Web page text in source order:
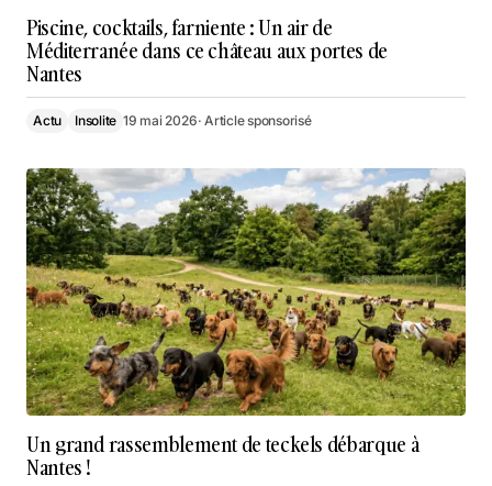
Piscine, cocktails, farniente : Un air de
Méditerranée dans ce château aux portes de
Nantes
Actu Insolite 19 mai 2026· Article sponsorisé
Un grand rassemblement de teckels débarque à
Nantes !